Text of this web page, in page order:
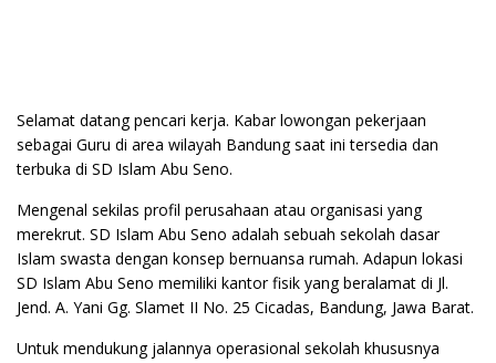
Selamat datang pencari kerja. Kabar lowongan pekerjaan
sebagai Guru di area wilayah Bandung saat ini tersedia dan
terbuka di SD Islam Abu Seno.
Mengenal sekilas profil perusahaan atau organisasi yang
merekrut. SD Islam Abu Seno adalah sebuah sekolah dasar
Islam swasta dengan konsep bernuansa rumah. Adapun lokasi
SD Islam Abu Seno memiliki kantor fisik yang beralamat di Jl.
Jend. A. Yani Gg. Slamet II No. 25 Cicadas, Bandung, Jawa Barat.
Untuk mendukung jalannya operasional sekolah khususnya